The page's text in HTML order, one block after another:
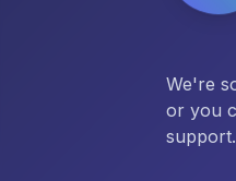
We're
or you
support.